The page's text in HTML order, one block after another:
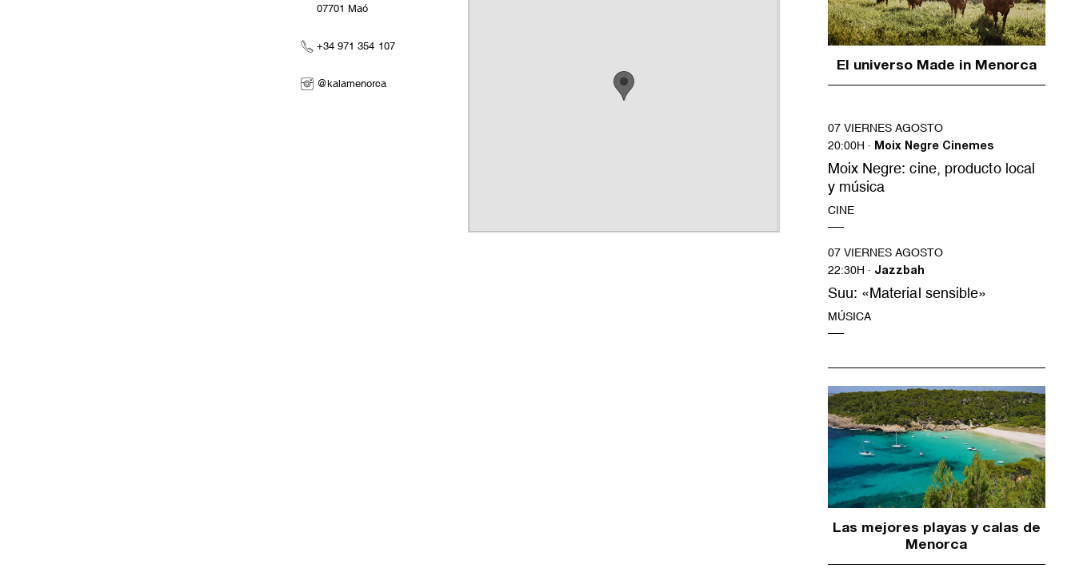
07701 Maó
+34 971 354 107
@kalamenorca
El universo Made in Menorca
07 VIERNES AGOSTO
20:00H · Moix Negre Cinemes
Moix Negre: cine, producto local
y música
CINE
07 VIERNES AGOSTO
22:30H · Jazzbah
Suu: «Material sensible»
MÚSICA
Las mejores playas y calas de
Menorca